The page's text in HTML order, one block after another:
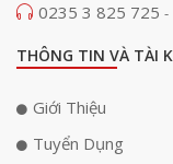
0235 3 825 725 -
THÔNG TIN VÀ TÀI
Giới Thiệu
Tuyển Dụng